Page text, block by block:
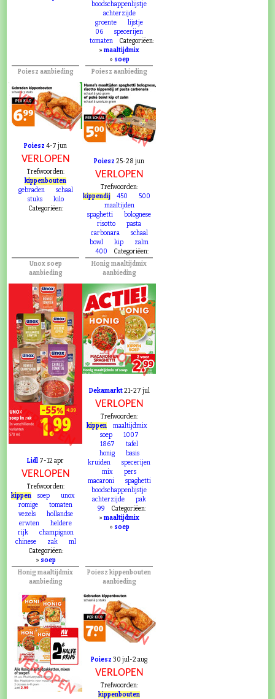
boodschappenlijstje
achterzijde
groente
lijstje
06
specerijen
tomaten
Categoriëen:
»maaltijdmix
» soep
Poiesz aanbieding
VERLOPEN
Poiesz 4-7 jun
VERLOPEN
Trefwoorden:
kippenbouten
gebraden
schaal
stuks
kilo
Categoriëen:
Poiesz aanbieding
VERLOPEN
Poiesz 25-28 jun
VERLOPEN
Trefwoorden:
kippendij
450
500
maaltijden
spaghetti
bolognese
risotto
pasta
carbonara
schaal
bowl
kip
zalm
400
Categoriëen:
Unox soep
aanbieding
VERLOPEN
Lidl 7-12 apr
VERLOPEN
Trefwoorden:
kippen
soep
unox
romige
tomaten
vezels
hollandse
erwten
heldere
rijk
champignon
chinese
zak
ml
Categoriëen:
» soep
Honig maaltijdmix
aanbieding
VERLOPEN
Dekamarkt21-27 jul
VERLOPEN
Trefwoorden:
kippen
maaltijdmix
soep
1007
1867
tafel
honig
basis
kruiden
specerijen
mix
pers
macaroni
spaghetti
boodschappenlijstje
achterzijde
pak
99
Categoriëen:
»maaltijdmix
» soep
Honig maaltijdmix
aanbieding
VERLOPEN
Poiesz kippenbouten
aanbieding
VERLOPEN
Poiesz 30 jul-2 aug
VERLOPEN
Trefwoorden:
kippenbouten